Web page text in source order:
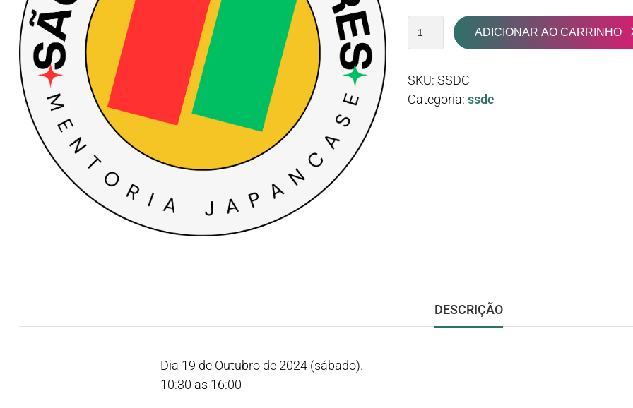
ADICIONAR AO CARRINHO
SKU: SSDC
Categoria: ssdc
DESCRIÇÃO
Dia 19 de Outubro de 2024 (sábado).
10:30 as 16:00